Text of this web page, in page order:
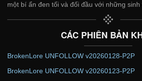
một bí ẩn đen tối và đối đầu với những sinh
CÁC PHIÊN BẢN
BrokenLore UNFOLLOW v20260128-P2P
BrokenLore UNFOLLOW v20260123-P2P